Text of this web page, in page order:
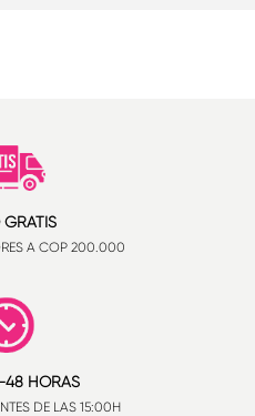
GRATIS
A COP 200.000
48 HORAS
DE LAS 15:00H